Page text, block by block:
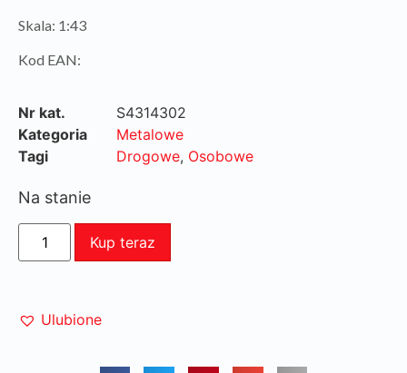
Skala: 1:43
Kod EAN:
Nr kat.
S4314302
Kategoria
Metalowe
Tagi
Drogowe, Osobowe
Na stanie
Kup teraz
Ulubione